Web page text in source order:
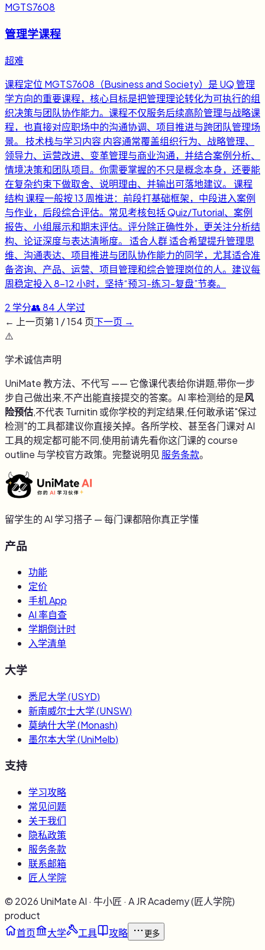
MGTS7608
管理学课程
超难
课程定位 MGTS7608（Business and Society）是 UQ 管理
学方向的重要课程，核心目标是把管理理论转化为可执行的组
织决策与团队协作能力。课程不仅服务后续高阶管理与战略课
程，也直接对应职场中的沟通协调、项目推进与跨团队管理场
景。 技术栈与学习内容 内容通常覆盖组织行为、战略管理、
领导力、运营改进、变革管理与商业沟通，并结合案例分析、
情境决策和团队项目。你需要掌握的不只是概念本身，还要能
在复杂约束下做取舍、说明理由、并输出可落地建议。 课程
结构 课程一般按 13 周推进：前段打基础框架，中段进入案例
与作业，后段综合评估。常见考核包括 Quiz/Tutorial、案例
报告、小组展示和期末评估。评分除正确性外，更关注分析结
构、论证深度与表达清晰度。 适合人群 适合希望提升管理思
维、沟通表达、项目推进与团队协作能力的同学，尤其适合准
备咨询、产品、运营、项目管理和综合管理岗位的人。建议每
周稳定投入 8-12 小时，坚持“预习-练习-复盘”节奏。
2 学分👥84 人学过
← 上一页第1 /154 页下一页 →
⚠️
学术诚信声明
UniMate 教方法、不代写 —— 它像课代表给你讲题,带你一步
步自己做出来,不产出能直接提交的答案。AI 率检测给的是风
险预估,不代表 Turnitin 或你学校的判定结果,任何敢承诺"保过
检测"的工具都建议你直接关掉。各所学校、甚至各门课对 AI
工具的规定都可能不同,使用前请先看你这门课的 course
outline 与学校官方政策。完整说明见 服务条款。
留学生的 AI 学习搭子 — 每门课都陪你真正学懂
产品
功能
定价
手机 App
AI 率自查
学期倒计时
入学清单
大学
悉尼大学(USYD)
新南威尔士大学(UNSW)
莫纳什大学(Monash)
墨尔本大学(UniMelb)
支持
学习攻略
常见问题
关于我们
隐私政策
服务条款
联系邮箱
匠人学院
© 2026 UniMate AI · 牛小匠 · A JR Academy (匠人学院)
product
首页
大学 工具 攻略 更多